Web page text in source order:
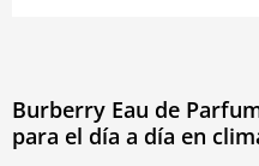
Burberry Eau de
para el día a día en